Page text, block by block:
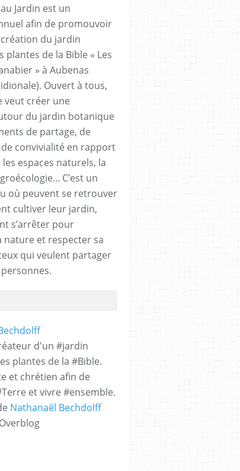
Jardin est un
afin de promouvoir
du jardin
plantes de la Bible « Les
» à Aubenas
Ouvert à tous,
veut créer une
du jardin botanique
de partage, de
convivialité en rapport
espaces naturels, la
C’est un
où peuvent se retrouver
cultiver leur jardin,
s’arrêter pour
nature et respecter sa
qui veulent partager
d'un #jardin
plantes de la #Bible.
et chrétien afin de
et vivre #ensemble.
Nathanaël Bechdolff